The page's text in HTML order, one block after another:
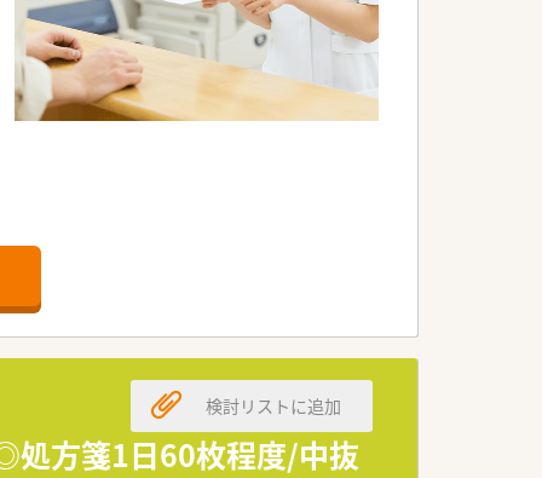
安心して働く事が出来ます。
健康に必要な商品・サービス提供、
教育・薬事・調剤サポート」等のより専
方箋1日60枚程度/中抜
検討リストに追加